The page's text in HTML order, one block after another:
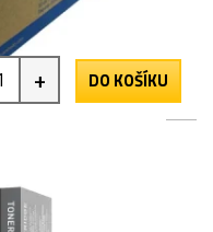
+ DO KOŠÍKU